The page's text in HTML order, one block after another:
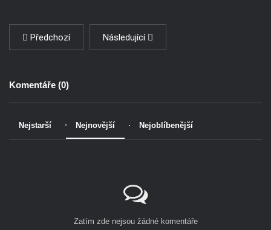
Předchozí Následující
Komentáře (0)
Nejstarší Nejnovější Nejoblíbenější
Zatím zde nejsou žádné komentáře